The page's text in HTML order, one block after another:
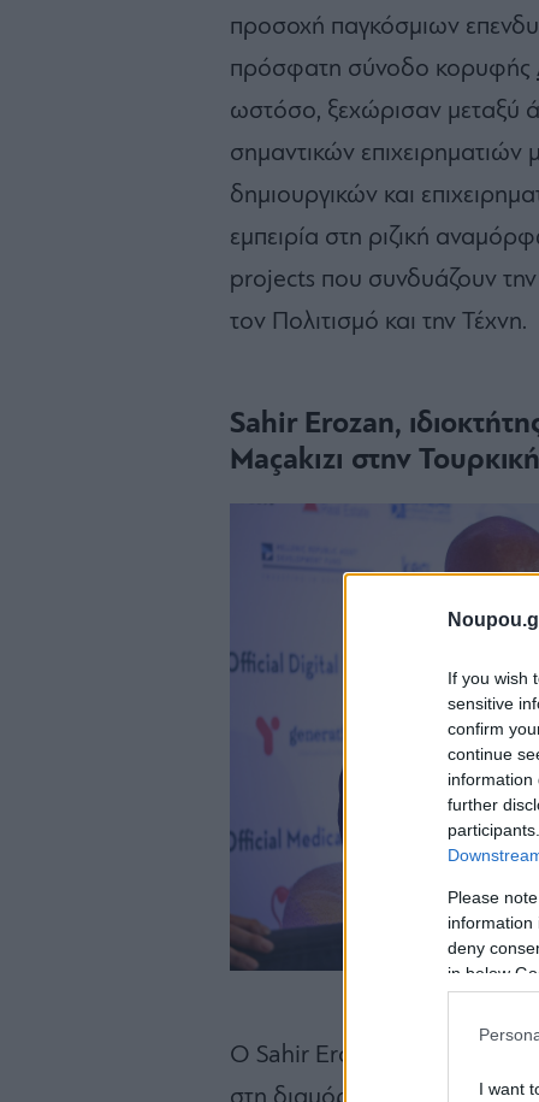
If you wish
sensitive
confirm
continue
information
further
Please
information
deny
in below
I want
προσοχή παγκόσμιων
πρόσφατη σύνοδο κορυφής
ωστόσο, ξεχώρισαν μεταξύ
σημαντικών
δημιουργικών και
εμπειρία στη ριζική
projects που συνδυάζουν την
τον Πολιτισμό και την Τέχνη.
Sahir Erozan,
Maçakızı στην
Ο Sahir Erozan, ο οποίος